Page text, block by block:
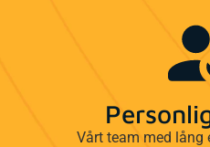
Vårt team med lång